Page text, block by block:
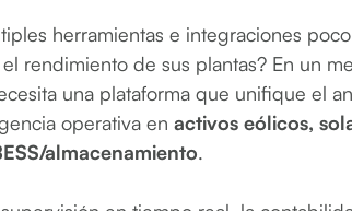
herramientas e integraciones
rendimiento de sus plantas? En un
una plataforma que unifique el
operativa en activos eólicos,
almacenamiento.